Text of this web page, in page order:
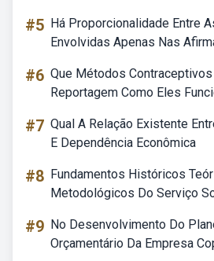
#5 Há Proporcionalidade Entre
Envolvidas Apenas Nas
#6 Que Métodos
Reportagem Como Eles
#7 Qual A Relação Existente
E Dependência Econômica
#8 Fundamentos Históricos
Metodológicos Do Serviço
#9 No Desenvolvimento Do
Orçamentário Da Empresa